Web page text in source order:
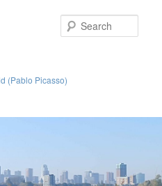
(Pablo Picasso)